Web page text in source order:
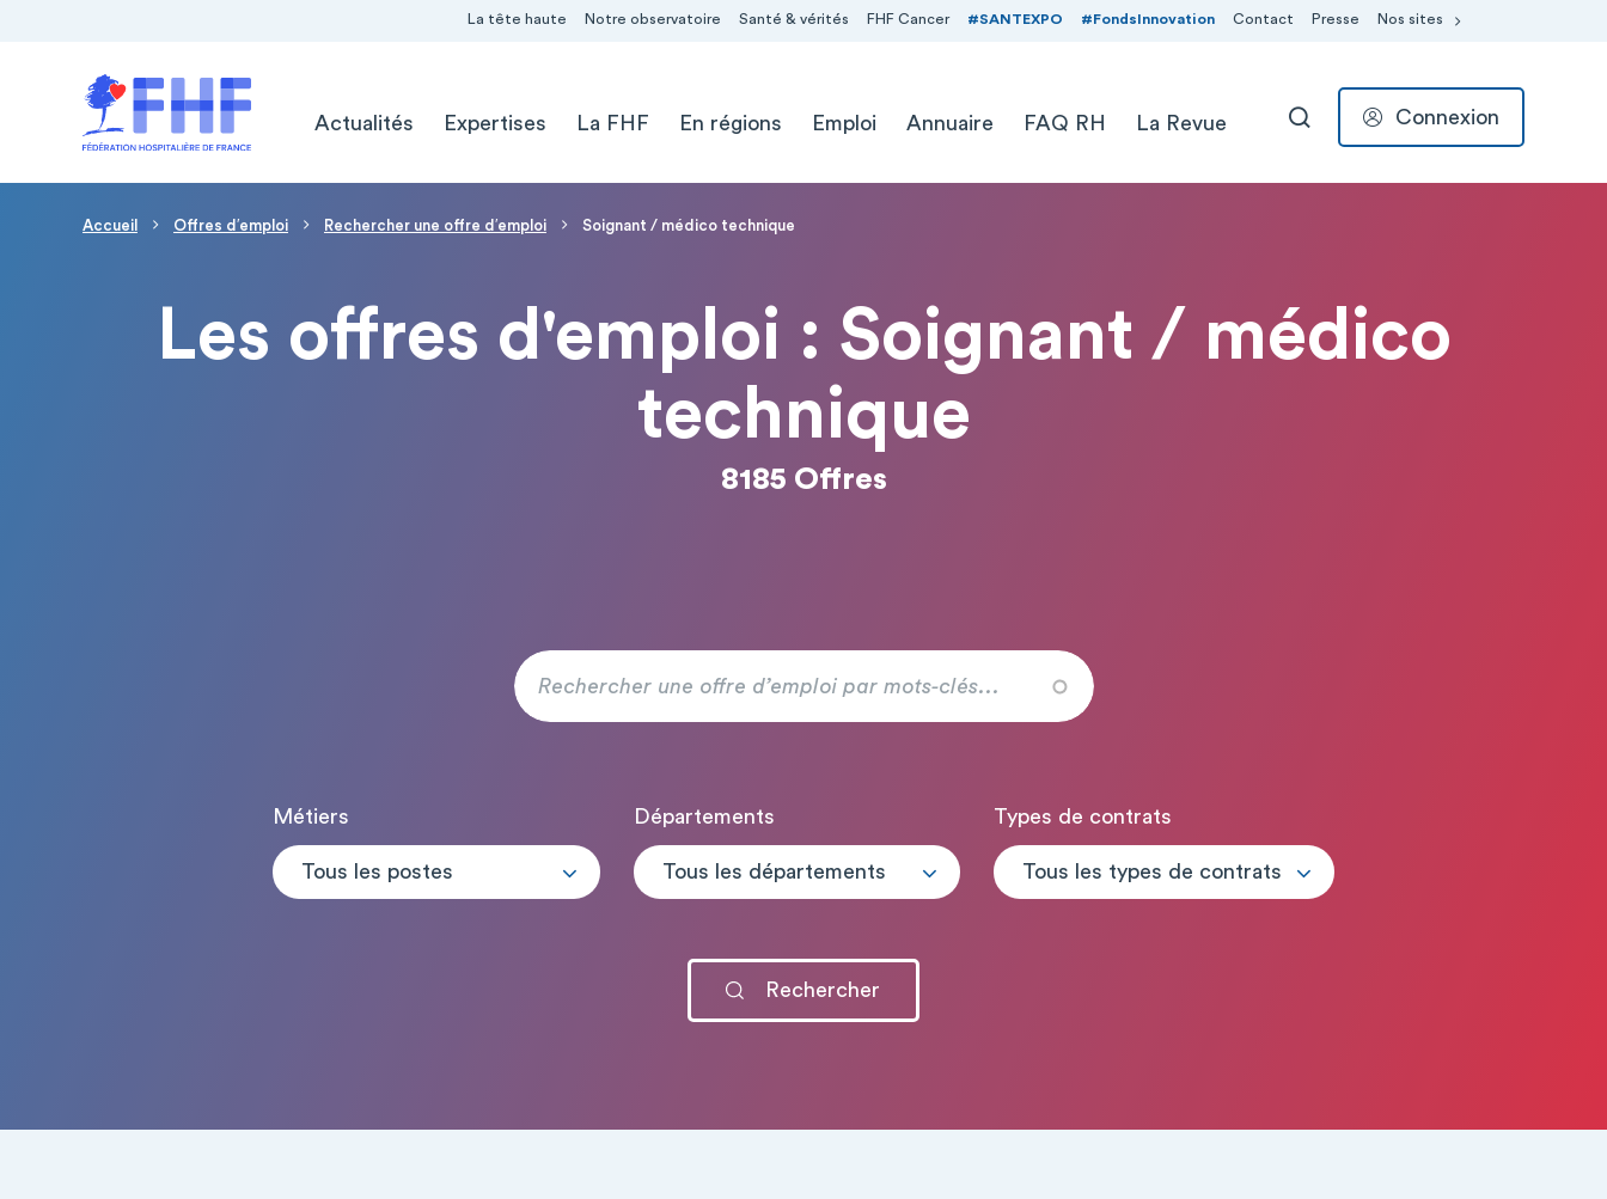
La tête haute Notre observatoire Santé & vérités FHF Cancer #SANTEXPO #FondsInnovation Contact Presse Nos sites
Actualités
Expertises La FHF En régions Emploi Annuaire FAQ RH La Revue RECHERCHER
Connexion
Fil d'Ariane
Accueil Offres d′emploi Rechercher une offre d′emploi Soignant / médico technique
Les offres d'emploi : Soignant / médico
technique
8185 Offres
Métiers
Tous les postes
Départements
Tous les départements
Types de contrats
Tous les types de contrats